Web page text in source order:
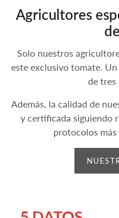
Agricultores
Solo nuestros
este exclusivo tomate.
de tres
Además, la calidad de
y certificada siguiendo
protocolos más